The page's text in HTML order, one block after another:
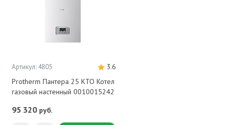
Артикул: 4805 3.6
Protherm Пантера 25 КТО Котел
газовый настенный 0010015242
95 320 руб.